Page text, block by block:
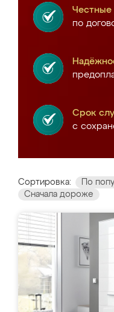
Честные
по
Срок
с
Сортировка: По
Сначала дороже